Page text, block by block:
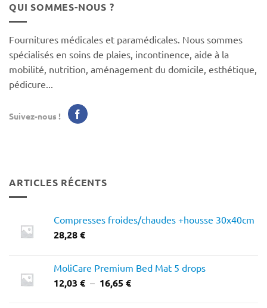
QUI SOMMES-NOUS ?
Fournitures médicales et paramédicales. Nous sommes
spécialisés en soins de plaies, incontinence, aide à la
mobilité, nutrition, aménagement du domicile, esthétique,
pédicure...
Suivez-nous !
ARTICLES RÉCENTS
Compresses froides/chaudes +housse 30x40cm
28,28€
MoliCare Premium Bed Mat 5 drops
12,03 € – 16,65€Plage